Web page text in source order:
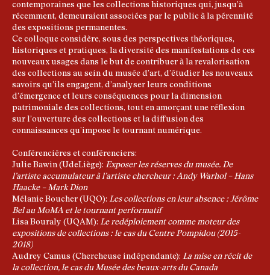
contemporaines que les collections historiques qui, jusqu’à
récemment, demeuraient associées par le public à la pérennité
des expositions permanentes.
Ce colloque considère, sous des perspectives théoriques,
historiques et pratiques, la diversité des manifestations de ces
nouveaux usages dans le but de contribuer à la revalorisation
des collections au sein du musée d’art, d’étudier les nouveaux
savoirs qu’ils engagent, d’analyser leurs conditions
d’émergence et leurs conséquences pour la dimension
patrimoniale des collections, tout en amorçant une réflexion
sur l’ouverture des collections et la diffusion des
connaissances qu’impose le tournant numérique.
Conférencières et conférenciers:
Julie Bawin (UdeLiège): Exposer les réserves du musée. De
l’artiste accumulateur à l’artiste chercheur : Andy Warhol – Hans
Haacke – Mark Dion
Mélanie Boucher (UQO): Les collections en leur absence : Jérôme
Bel au MoMA et le tournant performatif
Lisa Bouraly (UQAM): Le redéploiement comme moteur des
expositions de collections : le cas du Centre Pompidou (2015-
2018)
Audrey Camus (Chercheuse indépendante): La mise en récit de
la collection, le cas du Musée des beaux-arts du Canada